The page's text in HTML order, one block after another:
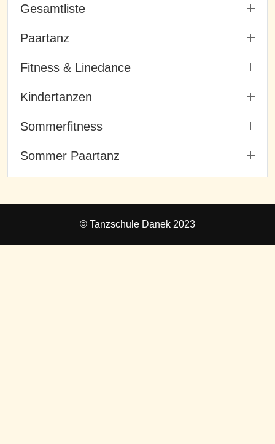
Gesamtliste
Paartanz
Fitness & Linedance
Kindertanzen
Sommerfitness
Sommer Paartanz
© Tanzschule Danek 2023